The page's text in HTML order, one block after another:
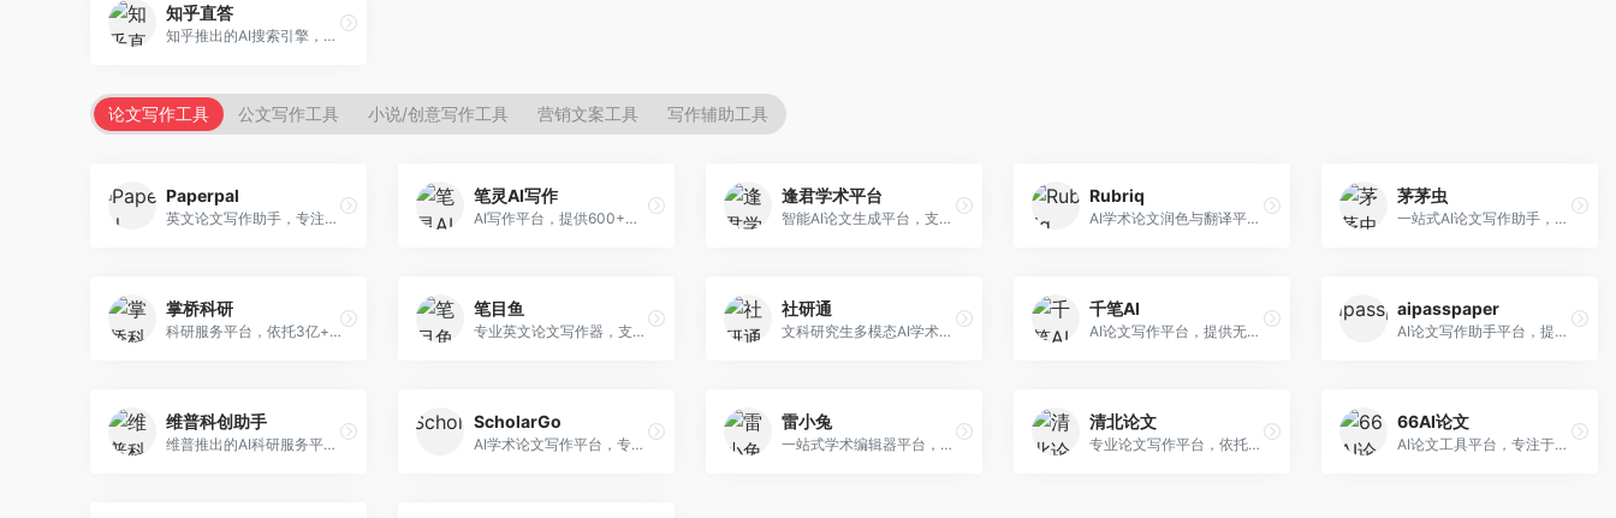
知乎直答
知乎推出的AI搜索引擎，专注于知识问答场景。面向知识获取者，提供知乎内容搜索、智能问答、知识整理等服务，专业知识丰富。
论文写作工具 公文写作工具 小说/创意写作工具 营销文案工具 写作辅助工具
Paperpal
英文论文写作助手，专注于学术英语润色。面向需要发表国际期刊的研究者，提供语法检查、学术表达优化、格式规范等服务，英语表达地道专业。
笔灵AI写作
AI写作平台，提供600+写作模板。面向学生、职场人士和内容创作者，支持论文、公文、营销文案等多种文体，模板丰富，一键生成，写作效率大幅提升。
逢君学术平台
智能AI论文生成平台，支持查重检测。面向高校学生和研究人员，提供论文选题、内容生成、查重修改等一站式服务，学术写作流程完整。
Rubriq
AI学术论文润色与翻译平台。面向国际期刊投稿者，提供论文润色、翻译、格式调整等服务，支持多语言，学术表达专业规范。
茅茅虫
一站式AI论文写作助手，覆盖学术写作全场景。面向高校学生和科研人员，提供开题报告、文献综述、论文正文等写作服务，支持多学科多类型论文，操作简便。
掌桥科研
科研服务平台，依托3亿+真实文献数据库。面向学术研究者和学生，提供文献检索、论文写作、科研数据分析等服务，文献资源丰富，学术支持专业。
笔目鱼
专业英文论文写作器，支持学术论文全流程。面向留学生和国际期刊投稿者，提供英文论文撰写、润色、格式调整等服务，学术英语表达规范。
社研通
文科研究生多模态AI学术写作平台。面向文科研究生和社科研究者，提供文献综述、理论分析、定性研究辅助等服务，文科研究方法论支持完善。
千笔AI
AI论文写作平台，提供无限改稿服务。面向高校学生和学术研究者，支持论文选题、大纲生成、内容撰写、查重修改等全流程服务，改稿次数不限，服务质量有保障。
aipasspaper
AI论文写作助手平台，提供智能化的学术写作支持。面向大学生和研究人员，支持多种学科论文生成，提供参考文献管理和格式规范服务，写作效率高。
维普科创助手
维普推出的AI科研服务平台，整合学术资源与智能写作。面向科研人员和高校师生，提供文献检索、论文写作、查重检测等一站式服务，学术资源权威可靠。
ScholarGo
AI学术论文写作平台，专注于理工科领域的逻辑构建。面向理工科研究生和科研工作者，提供公式编辑、数据分析、论文结构优化等服务，理工科写作逻辑严谨。
雷小兔
一站式学术编辑器平台，覆盖论文写作全流程。面向高校学生和科研人员，提供选题分析、文献检索、论文生成、查重降重等服务，操作流程清晰，学术写作效率显著提升。
清北论文
专业论文写作平台，依托高校学术资源。面向本科生和研究生，提供论文指导、写作辅助、查重检测等服务，学术规范性强，适合追求高质量论文的用户。
66AI论文
AI论文工具平台，专注于高质量低查重论文生成。面向大学生和研究生，提供论文写作、降重修改等服务，生成内容原创度高，查重率低。